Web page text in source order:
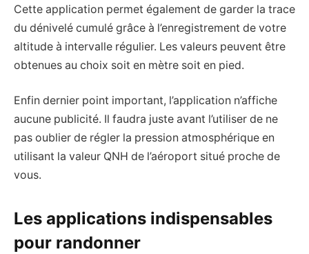
Cette application permet également de garder la trace
du dénivelé cumulé grâce à l’enregistrement de votre
altitude à intervalle régulier. Les valeurs peuvent être
obtenues au choix soit en mètre soit en pied.
Enfin dernier point important, l’application n’affiche
aucune publicité. Il faudra juste avant l’utiliser de ne
pas oublier de régler la pression atmosphérique en
utilisant la valeur QNH de l’aéroport situé proche de
vous.
Les applications indispensables
pour randonner